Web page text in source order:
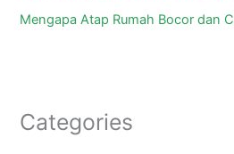
Mengapa Atap Rumah Bocor dan
Categories